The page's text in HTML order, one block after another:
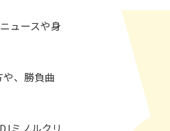
ュースや身
や、勝負曲
ミノルクリ